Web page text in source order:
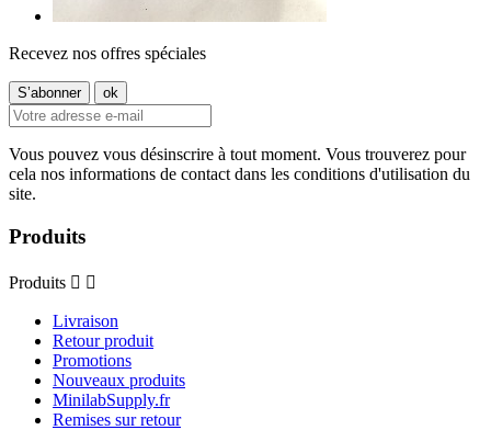
Recevez nos offres spéciales
Vous pouvez vous désinscrire à tout moment. Vous trouverez pour
cela nos informations de contact dans les conditions d'utilisation du
site.
Produits
Produits  
Livraison
Retour produit
Promotions
Nouveaux produits
MinilabSupply.fr
Remises sur retour